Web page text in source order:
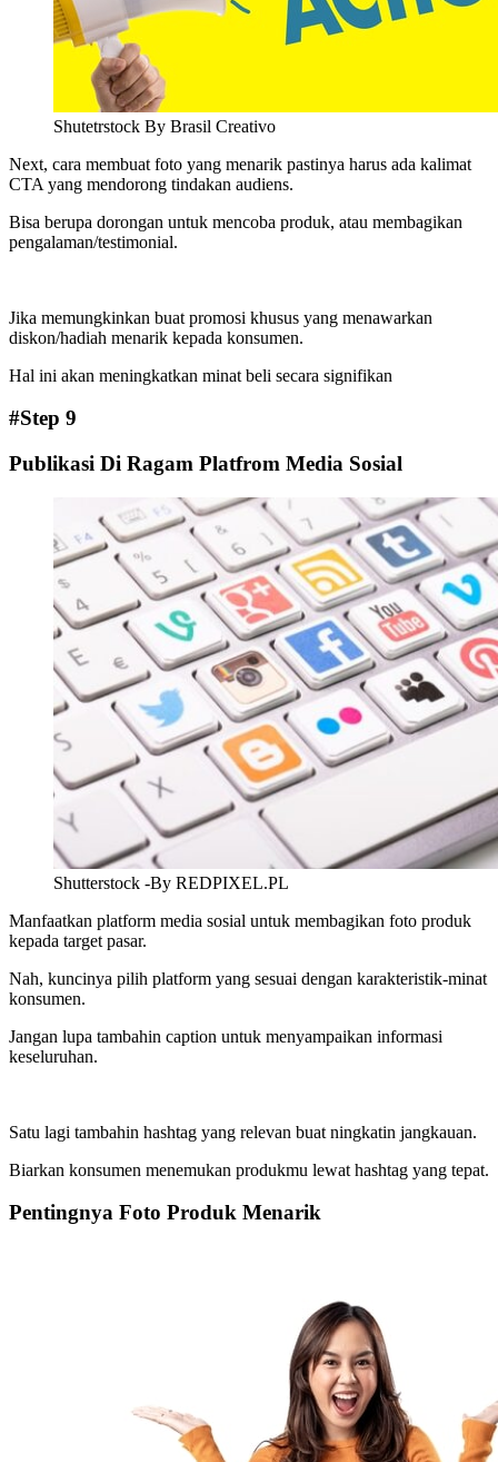
Shutetrstock By Brasil Creativo
Next, cara membuat foto yang menarik pastinya harus ada kalimat
CTA yang mendorong tindakan audiens.
Bisa berupa dorongan untuk mencoba produk, atau membagikan
pengalaman/testimonial.
Jika memungkinkan buat promosi khusus yang menawarkan
diskon/hadiah menarik kepada konsumen.
Hal ini akan meningkatkan minat beli secara signifikan
#Step 9
Publikasi Di Ragam Platfrom Media Sosial
Shutterstock -By REDPIXEL.PL
Manfaatkan platform media sosial untuk membagikan foto produk
kepada target pasar.
Nah, kuncinya pilih platform yang sesuai dengan karakteristik-minat
konsumen.
Jangan lupa tambahin caption untuk menyampaikan informasi
keseluruhan.
Satu lagi tambahin hashtag yang relevan buat ningkatin jangkauan.
Biarkan konsumen menemukan produkmu lewat hashtag yang tepat.
Pentingnya Foto Produk Menarik